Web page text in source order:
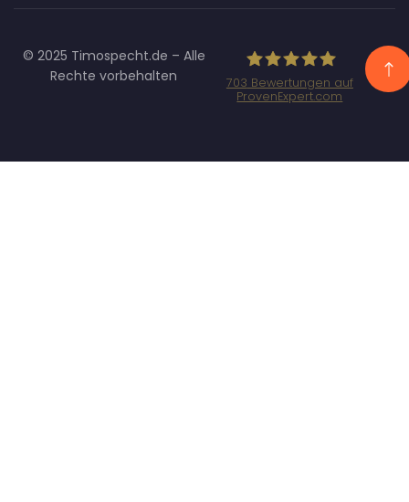
© 2025 Timospecht.de – Alle
Rechte vorbehalten
Marketing GmbH
703 Bewertungen auf
ProvenExpert.com